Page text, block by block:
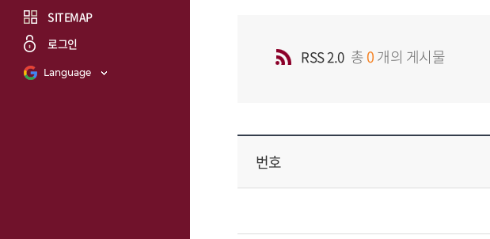
SITEMAP
Language
로그인
RSS 2.0 총0개의 게시물
번호